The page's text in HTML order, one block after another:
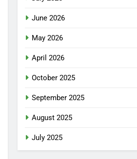
June 2026
May 2026
April 2026
October 2025
September 2025
August 2025
July 2025